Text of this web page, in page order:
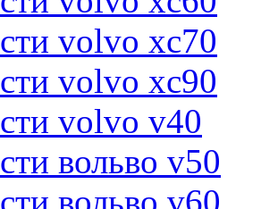
volvo xc70
volvo xc90
volvo v40
вольво v50